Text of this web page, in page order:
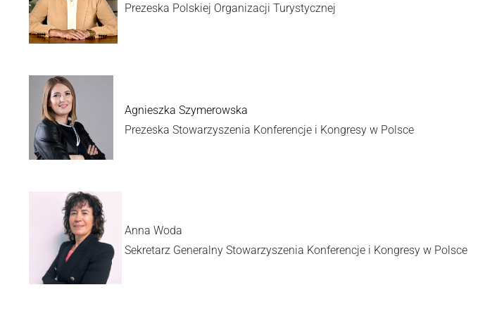
Prezeska Polskiej Organizacji Turystycznej
Agnieszka Szymerowska
Prezeska Stowarzyszenia Konferencje i Kongresy w Polsce
Anna Woda
Sekretarz Generalny Stowarzyszenia Konferencje i Kongresy w Polsce